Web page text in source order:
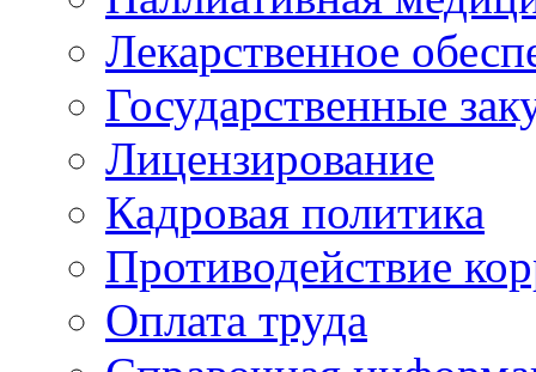
Лекарственное
Государственные
Лицензирование
Кадровая политика
Противодействие
Оплата труда